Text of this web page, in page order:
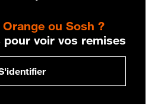
ou Sosh ?
pour voir vos remises